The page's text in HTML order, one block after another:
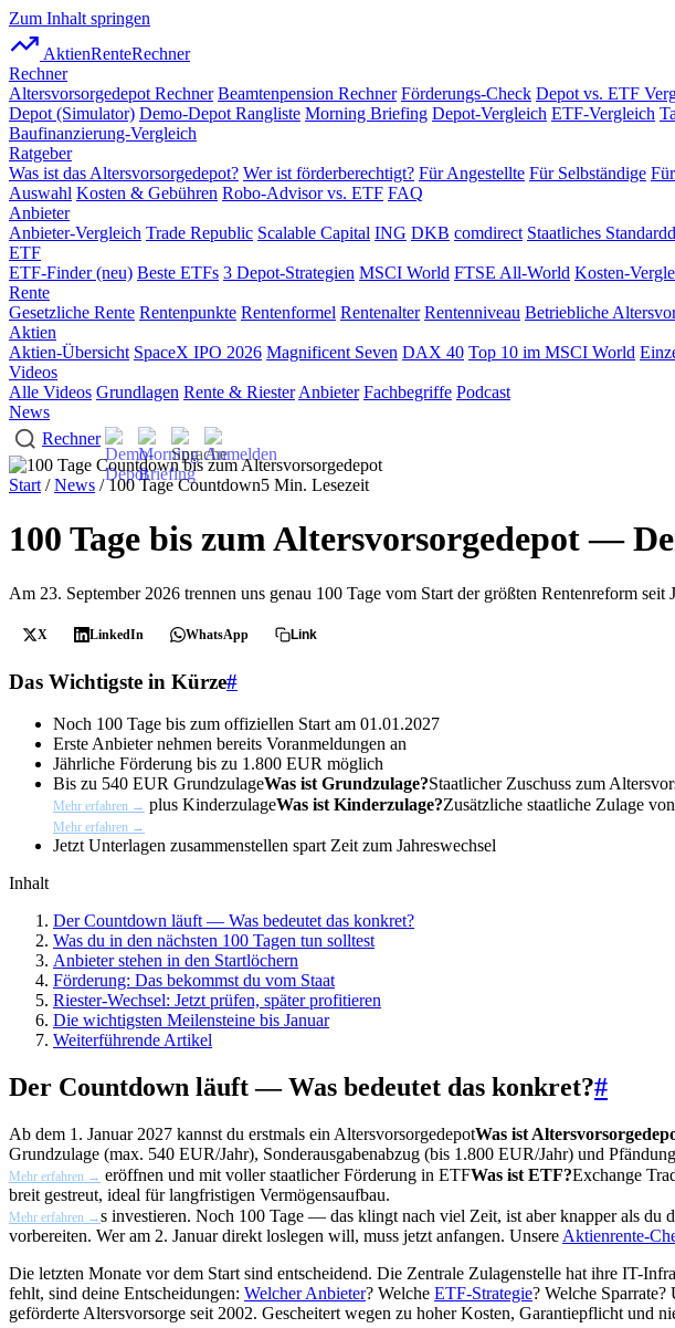
Zum Inhalt springen
AktienRenteRechner
Rechner
Altersvorsorgedepot Rechner Beamtenpension Rechner Förderungs-Check Depot vs. ETF
Depot (Simulator) Demo-Depot Rangliste Morning Briefing Depot-Vergleich ETF-Vergleich
Baufinanzierung-Vergleich
Ratgeber
Was ist das Altersvorsorgedepot? Wer ist förderberechtigt? Für Angestellte Für Selbständige
Auswahl Kosten & Gebühren Robo-Advisor vs. ETF FAQ
Anbieter
Anbieter-Vergleich Trade Republic Scalable Capital ING DKB comdirect Staatliches
ETF
ETF-Finder (neu) Beste ETFs 3 Depot-Strategien MSCI World FTSE All-World Kosten-
Rente
Gesetzliche Rente Rentenpunkte Rentenformel Rentenalter Rentenniveau Betriebliche
Aktien
Aktien-Übersicht SpaceX IPO 2026 Magnificent Seven DAX 40 Top 10 im MSCI World
Videos
Alle Videos Grundlagen Rente & Riester Anbieter Fachbegriffe Podcast
News
Rechner
Start /News / 100 Tage Countdown5 Min. Lesezeit
100 Tage bis zum Altersvorsorgedepot —
Am 23. September 2026 trennen uns genau 100 Tage vom Start der größten Rentenreform seit
X LinkedIn WhatsApp Link
Das Wichtigste in Kürze#
Noch 100 Tage bis zum offiziellen Start am 01.01.2027
Erste Anbieter nehmen bereits Voranmeldungen an
Jährliche Förderung bis zu 1.800 EUR möglich
Bis zu 540 EUR GrundzulageWas ist Grundzulage?Staatlicher Zuschuss zum
Mehr erfahren → plus KinderzulageWas ist Kinderzulage?Zusätzliche staatliche Zulage
Mehr erfahren →
Jetzt Unterlagen zusammenstellen spart Zeit zum Jahreswechsel
Inhalt
Der Countdown läuft — Was bedeutet das konkret?
Was du in den nächsten 100 Tagen tun solltest
Anbieter stehen in den Startlöchern
Förderung: Das bekommst du vom Staat
Riester-Wechsel: Jetzt prüfen, später profitieren
Die wichtigsten Meilensteine bis Januar
Weiterführende Artikel
Der Countdown läuft — Was bedeutet das konkret?#
Ab dem 1. Januar 2027 kannst du erstmals ein AltersvorsorgedepotWas ist
Grundzulage (max. 540 EUR/Jahr), Sonderausgabenabzug (bis 1.800 EUR/Jahr) und
Mehr erfahren → eröffnen und mit voller staatlicher Förderung in ETFWas ist ETF?Exchange
breit gestreut, ideal für langfristigen Vermögensaufbau.
Mehr erfahren →s investieren. Noch 100 Tage — das klingt nach viel Zeit, ist aber knapper als du
vorbereiten. Wer am 2. Januar direkt loslegen will, muss jetzt anfangen. Unsere Aktienrente-
Die letzten Monate vor dem Start sind entscheidend. Die Zentrale Zulagenstelle hat ihre IT-
fehlt, sind deine Entscheidungen: Welcher Anbieter? Welche ETF-Strategie? Welche
geförderte Altersvorsorge seit 2002. Gescheitert wegen zu hoher Kosten, Garantiepflicht und